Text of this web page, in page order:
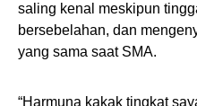
saling kenal meskipun
bersebelahan, dan
yang sama saat SMA.
“Harmuna kakak tingkat